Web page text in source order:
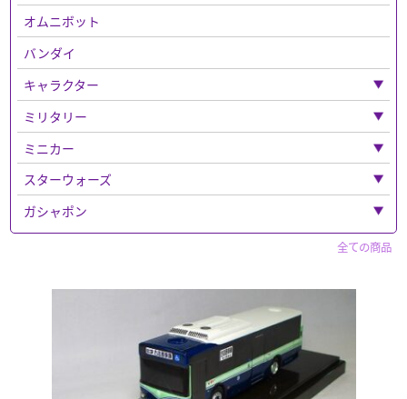
チョロQその他
チョロＱゼロ
オムニボット
バンダイ
キャラクター
超合金
トトロ
ルパン三世
パペットマスター
仮面ライダー
ミリタリー
エリート・フォース
「フィギュア」全て
ミニカー
トミーテック
CAR・NEL
PREMiUM・X
WiT'S
スターウォーズ
フィギュア
ガシャポン
キャラクター
仮面ライダー
食玩など
全ての商品